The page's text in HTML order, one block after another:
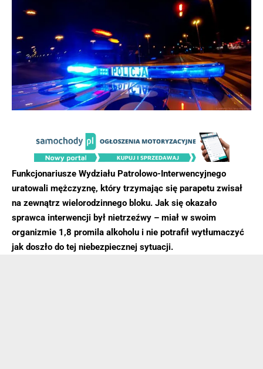
Funkcjonariusze Wydziału Patrolowo-Interwencyjnego
uratowali mężczyznę, który trzymając się parapetu zwisał
na zewnątrz wielorodzinnego bloku. Jak się okazało
sprawca interwencji był nietrzeźwy – miał w swoim
organizmie 1,8 promila alkoholu i nie potrafił wytłumaczyć
jak doszło do tej niebezpiecznej sytuacji.